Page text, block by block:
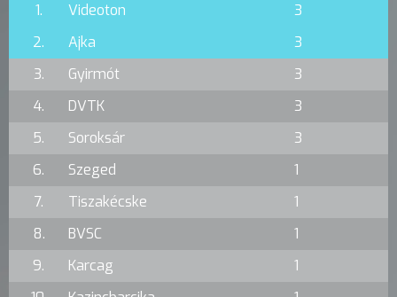
1. Videoton
3
2.
Ajka
3
3.
Gyirmót
3
4.
DVTK
3
5.
Soroksár
3
6.
Szeged
1
7.
Tiszakécske
1
8.
BVSC
1
9.
Karcag
1